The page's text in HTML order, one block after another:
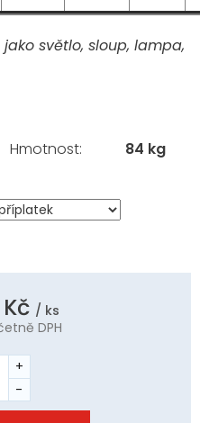
světlo, sloup, lampa,
Kč / ks
DPH
Hmotnost: 84 kg